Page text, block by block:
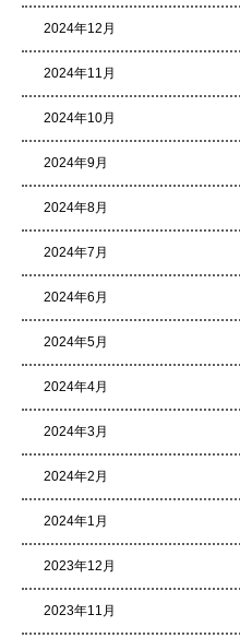
2024年12月
2024年11月
2024年10月
2024年9月
2024年8月
2024年7月
2024年6月
2024年5月
2024年4月
2024年3月
2024年2月
2024年1月
2023年12月
2023年11月